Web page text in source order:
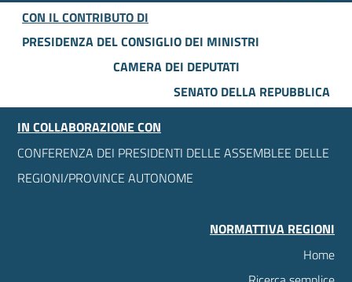
CON IL CONTRIBUTO DI
PRESIDENZA DEL CONSIGLIO DEI MINISTRI
CAMERA DEI DEPUTATI
SENATO DELLA REPUBBLICA
IN COLLABORAZIONE CON
CONFERENZA DEI PRESIDENTI DELLE ASSEMBLEE DELLE
REGIONI/PROVINCE AUTONOME
NORMATTIVA REGIONI
Home